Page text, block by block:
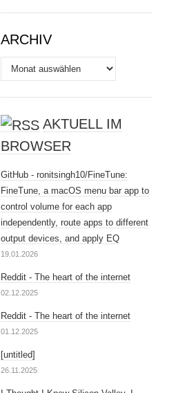
ARCHIV
Archiv
AKTUELL IM
BROWSER
GitHub - ronitsingh10/FineTune:
FineTune, a macOS menu bar app to
control volume for each app
independently, route apps to different
output devices, and apply EQ
19.01.2026
Reddit - The heart of the internet
02.12.2025
Reddit - The heart of the internet
01.12.2025
[untitled]
26.11.2025